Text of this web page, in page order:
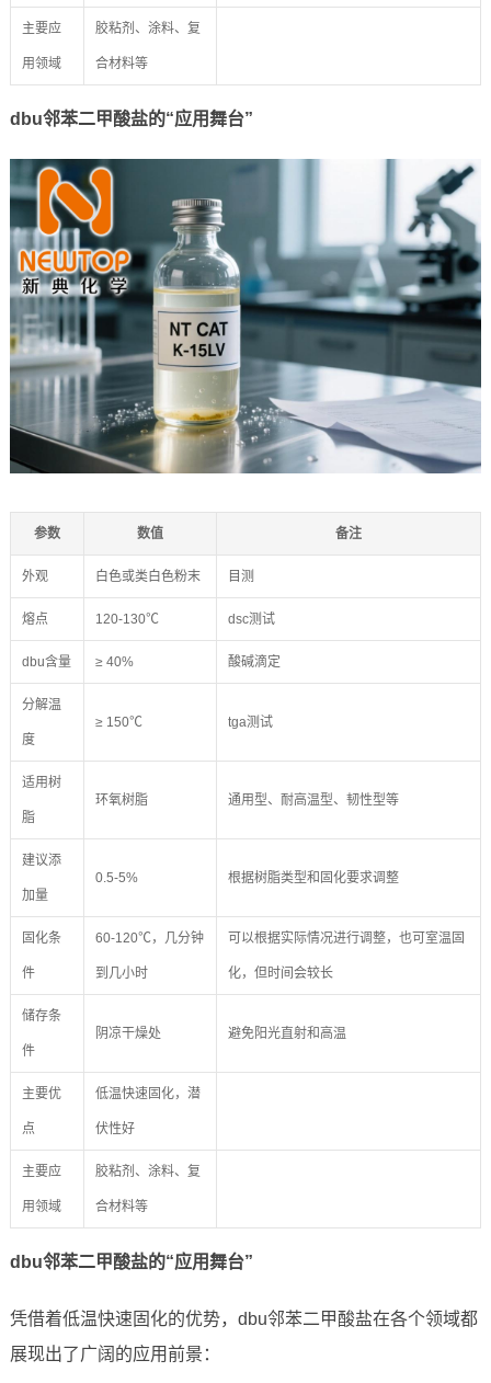
主要应
用领域
胶粘剂、涂料、复
合材料等
dbu邻苯二甲酸盐的“应用舞台”
参数 数值 备注
外观 白色或类白色粉末 目测
熔点 120-130℃ dsc测试
dbu含量 ≥ 40% 酸碱滴定
分解温
度
≥ 150℃ tga测试
适用树
脂
环氧树脂 通用型、耐高温型、韧性型等
建议添
加量
0.5-5% 根据树脂类型和固化要求调整
固化条
件
60-120℃，几分钟
到几小时
可以根据实际情况进行调整，也可室温固
化，但时间会较长
储存条
件
阴凉干燥处 避免阳光直射和高温
主要优
点
低温快速固化，潜
伏性好
主要应
用领域
胶粘剂、涂料、复
合材料等
dbu邻苯二甲酸盐的“应用舞台”
凭借着低温快速固化的优势，dbu邻苯二甲酸盐在各个领域都
展现出了广阔的应用前景：